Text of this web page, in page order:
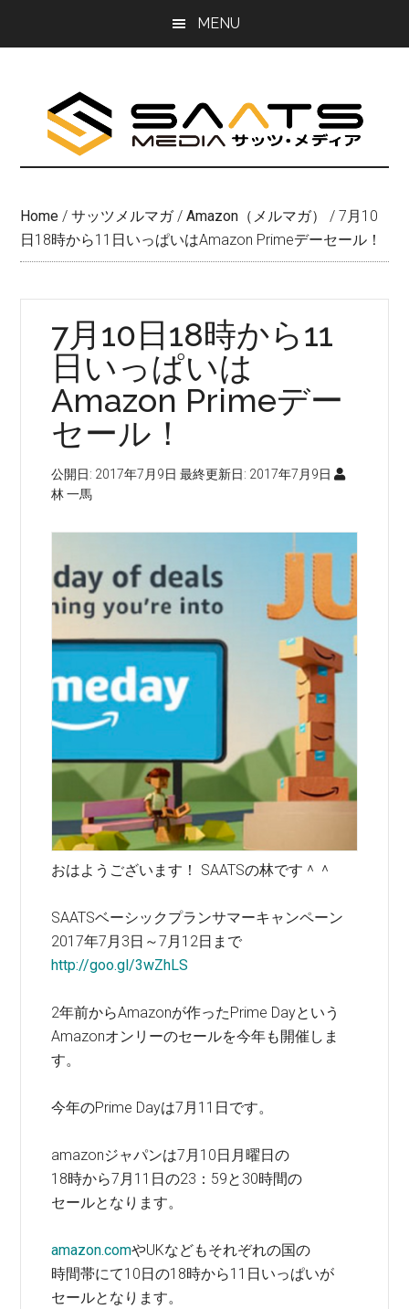
MENU
Home / サッツメルマガ / Amazon（メルマガ） / 7月10
日18時から11日いっぱいはAmazon Primeデーセール！
7月10日18時から11
日いっぱいは
Amazon Primeデー
セール！
公開日: 2017年7月9日 最終更新日: 2017年7月9日
林 一馬
おはようございます！ SAATSの林です＾＾
SAATSベーシックプランサマーキャンペーン
2017年7月3日～7月12日まで
http://goo.gl/3wZhLS
2年前からAmazonが作ったPrime Dayという
Amazonオンリーのセールを今年も開催しま
す。
今年のPrime Dayは7月11日です。
amazonジャパンは7月10日月曜日の
18時から7月11日の23：59と30時間の
セールとなります。
amazon.comやUKなどもそれぞれの国の
時間帯にて10日の18時から11日いっぱいが
セールとなります。